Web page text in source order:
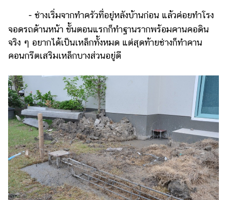
- ช่างเริ่มจากทำครัวที่อยู่หลังบ้านก่อน แล้วค่อยทำโรง
จอดรถด้านหน้า ขั้นตอนแรกก็ทำฐานรากพร้อมคานคอดิน
จริง ๆ อยากได้เป็นเหล็กทั้งหมด แต่สุดท้ายช่างก็ทำคาน
คอนกรีตเสริมเหล็กบางส่วนอยู่ดี